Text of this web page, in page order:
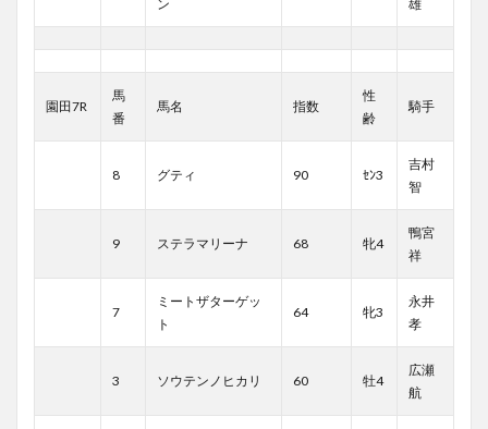
ン
雄
園田7R
馬
番
馬名 指数
性
齢
騎手
8 グティ 90 ｾﾝ3
吉村
智
9 ステラマリーナ 68 牝4
鴨宮
祥
7
ミートザターゲッ
ト
64 牝3
永井
孝
3 ソウテンノヒカリ 60 牡4
広瀬
航